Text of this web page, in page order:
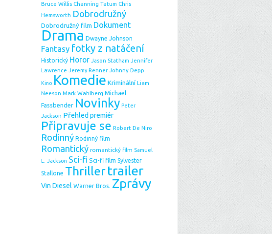
Bruce Willis Channing Tatum Chris
Hemsworth Dobrodružný
Dobrodružný film Dokument
Drama Dwayne Johnson
Fantasy fotky z natáčení
Historický Horor Jason Statham Jennifer
Lawrence Jeremy Renner Johnny Depp
Kino Komedie Kriminální Liam
Neeson Mark Wahlberg Michael
Fassbender Novinky Peter
Jackson Přehled premiér
Připravuje se Robert De Niro
Rodinný Rodinný film
Romantický romantický film Samuel
L. Jackson Sci-fi Sci-fi film Sylvester
Stallone Thrillertrailer
Vin Diesel Warner Bros. Zprávy